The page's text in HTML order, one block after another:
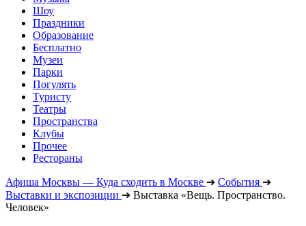
Шоу
Праздники
Образование
Бесплатно
Музеи
Парки
Погулять
Туристу
Театры
Пространства
Клубы
Прочее
Рестораны
Афиша Москвы — Куда сходить в Москве ➔ События ➔
Выставки и экспозиции ➔ Выставка «Вещь. Пространство.
Человек»